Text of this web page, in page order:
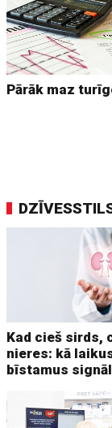
Pārāk maz
Kad cieš sirds,
nieres: kā
bīstamus